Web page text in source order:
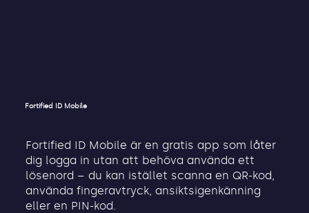
Fortified ID Mobile
Fortified ID Mobile är en gratis app som låter
dig logga in utan att behöva använda ett
lösenord – du kan istället scanna en QR-kod,
använda fingeravtryck, ansiktsigenkänning
eller en PIN-kod.